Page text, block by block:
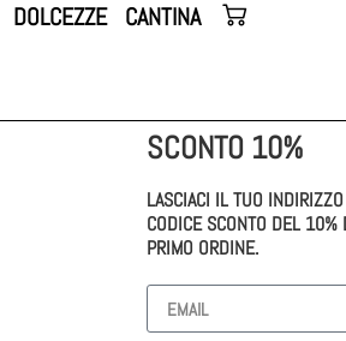
DOLCEZZE CANTINA
SCONTO 10%
LASCIACI IL TUO
CODICE SCONTO DEL 10%
PRIMO ORDINE.